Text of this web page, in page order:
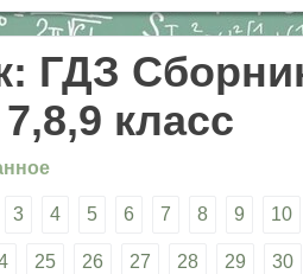
ГДЗ
класс
3 4 5 6 7 8 9 10
25 26 27 28 29 30